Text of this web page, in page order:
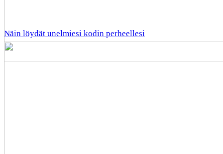
Näin löydät unelmiesi kodin perheellesi